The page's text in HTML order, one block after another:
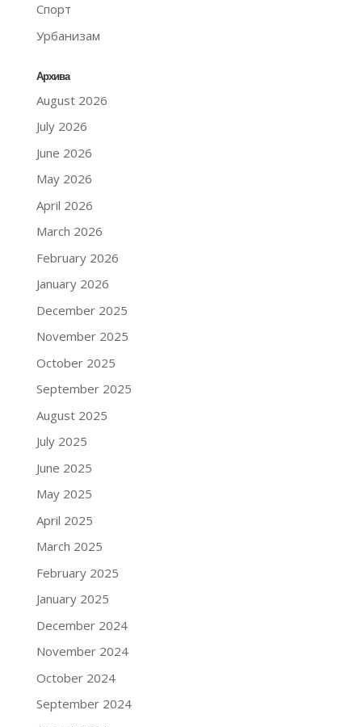
Спорт
Урбанизам
Архива
August 2026
July 2026
June 2026
May 2026
April 2026
March 2026
February 2026
January 2026
December 2025
November 2025
October 2025
September 2025
August 2025
July 2025
June 2025
May 2025
April 2025
March 2025
February 2025
January 2025
December 2024
November 2024
October 2024
September 2024